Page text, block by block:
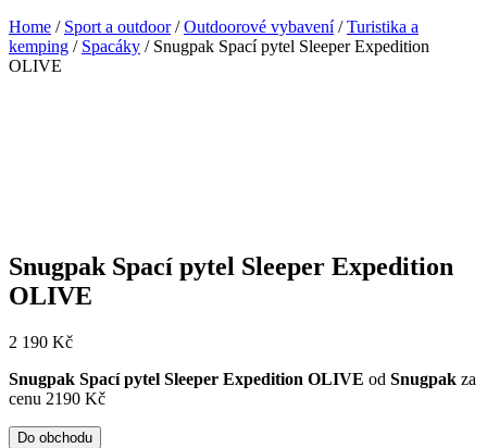
Home / Sport a outdoor/Outdoorové vybavení/Turistika a
kemping / Spacáky / Snugpak Spací pytel Sleeper Expedition
OLIVE
Snugpak Spací pytel Sleeper Expedition
OLIVE
2 190 Kč
Snugpak Spací pytel Sleeper Expedition OLIVE od Snugpak za
cenu 2190 Kč
Do obchodu